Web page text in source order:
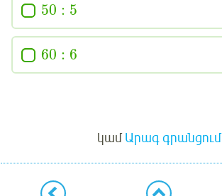
50 : 5
60 : 6
կամԱրագ գրանցում